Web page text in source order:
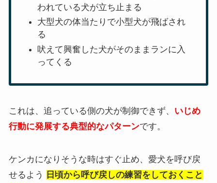
われている犬が立ち止まる
大型犬の体当たりで小型犬が飛ばされ
る
吠えて興奮した犬がそのままランに入
ってくる
これは、追っている側の犬が制御できず、 いじめ
行動に発展する典型的なパターンです。
ケンカになりそうな時はすぐ止め、愛犬を呼び戻
せるよう
日頃から呼び戻しの練習をしておくこと